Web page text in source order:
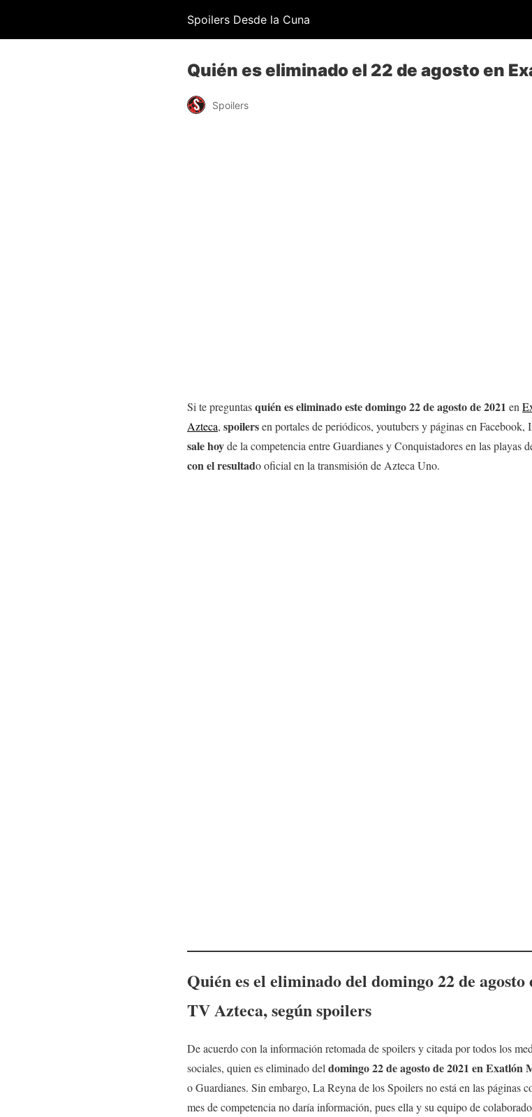
Spoilers Desde la Cuna
Quién es eliminado el 22 de agosto en
Spoilers
Si te preguntasquién es eliminado este domingo 22de agostode 2021 en
Azteca, spoilersen portales de periódicos, youtubers y páginas en
sale hoyde la competencia entre Guardianes y Conquistadores en las playas
con el resultado oficial en la transmisión de Azteca Uno.
Quién es el eliminado del domingo 22de
TV Azteca, según spoilers
De acuerdo con la información retomada de spoilers y citada por todos los
sociales, quien es eliminado del domingo 22de agostode 2021 en Exatlón
o Guardianes. Sin embargo, La Reyna de los Spoilers no está en las páginas
mes de competencia no daría información, pues ella y su equipo de